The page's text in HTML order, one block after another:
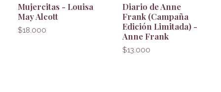
Mujercitas - Louisa
May Alcott
$18.000
Diario de Anne
Frank (Campaña
Edición Limitada) -
Anne Frank
$13.000